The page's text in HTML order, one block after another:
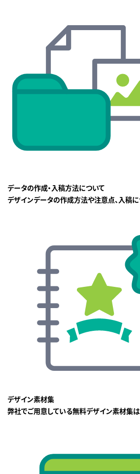
データの作成・入稿方法について
デザインデータの作成方法や注意点、入稿に
デザイン素材集
弊社でご用意している無料デザイン素材集